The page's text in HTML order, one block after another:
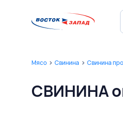
Мясо Свинина Свинина
СВИНИНА